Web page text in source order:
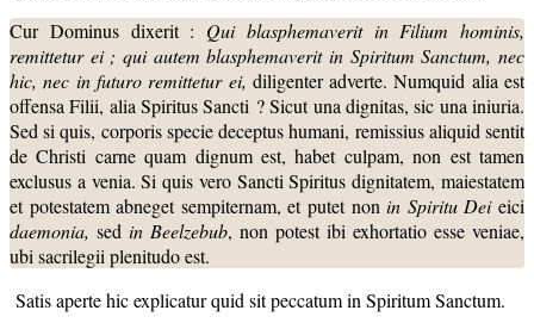
Cur Dominus dixerit : Qui blasphemaverit in Filium hominis,
remittetur ei ; qui autem blasphemaverit in Spiritum Sanctum, nec
hic, nec in futuro remittetur ei, diligenter adverte. Numquid alia est
offensa Filii, alia Spiritus Sancti ? Sicut una dignitas, sic una iniuria.
Sed si quis, corporis specie deceptus humani, remissius aliquid sentit
de Christi carne quam dignum est, habet culpam, non est tamen
exclusus a venia. Si quis vero Sancti Spiritus dignitatem, maiestatem
et potestatem abneget sempiternam, et putet nonin Spiritu Deieici
daemonia, sed in Beelzebub, non potest ibi exhortatio esse veniae,
ubi sacrilegii plenitudo est.
Satis aperte hic explicatur quid sit peccatum in Spiritum Sanctum.